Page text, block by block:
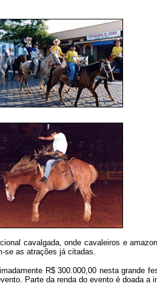
cavalgada, onde cavaleiros e
se as atrações já citadas.
R$ 300.000,00 nesta grande
Parte da renda do evento é doada a